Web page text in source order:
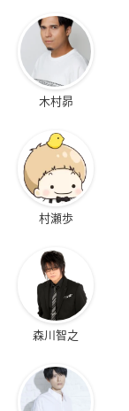
木村昴
村瀬歩
森川智之